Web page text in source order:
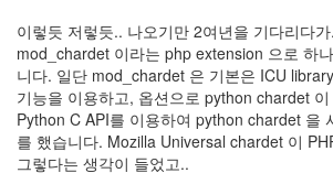
이렇듯 저렇듯.. 나오기만 2여년을 기다리다
mod_chardet 이라는 php extension 으로 하
니다. 일단 mod_chardet 은 기본은 ICU
기능을 이용하고, 옵션으로 python chardet
Python C API를 이용하여 python chardet 을
를 했습니다. Mozilla Universal chardet 이
그렇다는 생각이 들었고..
AnNyung
LInux
불
여
우